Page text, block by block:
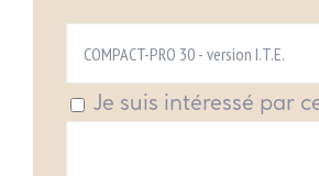
Je suis intéressé par